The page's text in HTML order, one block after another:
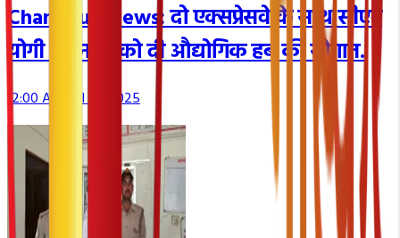
Chandauli News: दो एक्सप्रेसवे के साथ सीएम
योगी ने जनपद को दी औद्योगिक हब की सौगात.
12:00 AM, Jul 17, 2025